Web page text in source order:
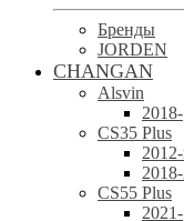
Бренды
JORDEN
CHANGAN
Alsvin
2018-
CS35 Plus
CS55 Plus
2021-